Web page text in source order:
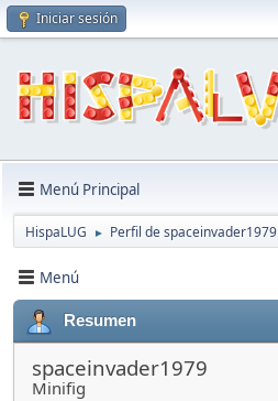
Iniciar sesión
Menú Principal
HispaLUG ► Perfil de spaceinvader1979
Menú
Resumen
spaceinvader1979
Minifig